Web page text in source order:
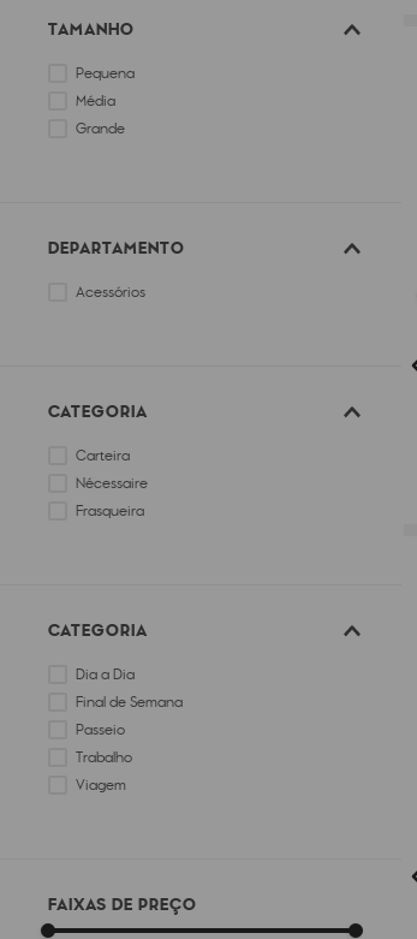
TAMANHO
Pequena
Média
Grande
DEPARTAMENTO
Acessórios
CATEGORIA
Carteira
Nécessaire
Frasqueira
CATEGORIA
Dia a Dia
Final de Semana
Passeio
Trabalho
Viagem
FAIXAS DE PREÇO